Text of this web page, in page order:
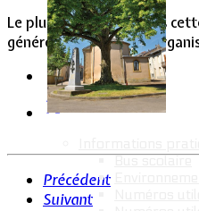
Bus scolaire
Le plus regrettable dans
générée à l’égard de
Précédent
Suivant